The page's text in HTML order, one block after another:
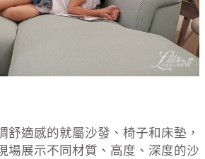
舒適感的就屬沙發、椅子和床墊，
場展示不同材質、高度、深度的沙